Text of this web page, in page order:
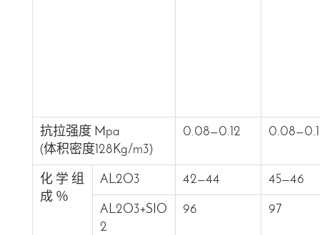
抗拉强度 Mpa
(体积密度128Kg/m3)
0.08—0.12
化 学 组
成 ％
AL2O3 42—44 45—46
AL2O3+SIO
2
96 97